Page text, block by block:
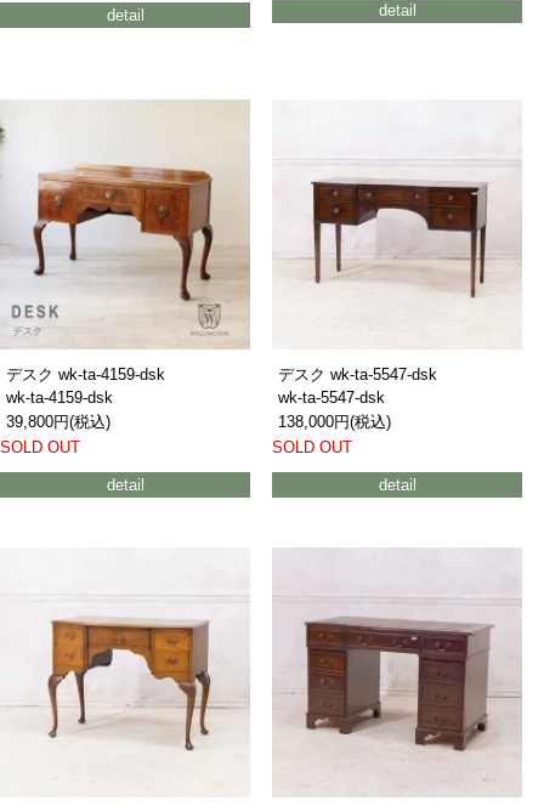
detail detail
デスク wk-ta-4159-dsk
wk-ta-4159-dsk
39,800円(税込)
SOLD OUT
detail
デスク wk-ta-5547-dsk
wk-ta-5547-dsk
138,000円(税込)
SOLD OUT
detail